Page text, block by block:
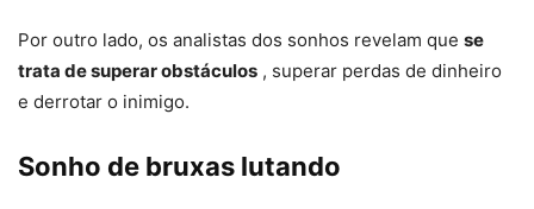
Por outro lado, os analistas dos sonhos revelam que se
trata de superar obstáculos , superar perdas de dinheiro
e derrotar o inimigo.
Sonho de bruxas lutando